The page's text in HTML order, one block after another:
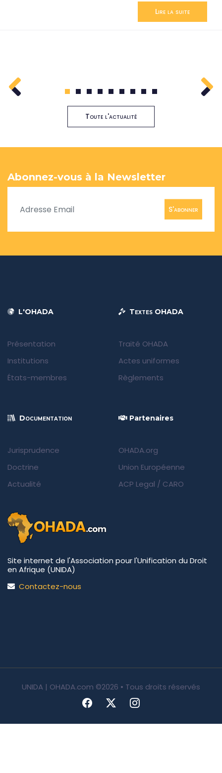
Lire la suite
1 2 3 4 5 6 7 8 9
Toute l'actualité
Abonnez-vous à la Newsletter
S'abonner
L'OHADA
Présentation
Institutions
États-membres
Textes OHADA
Traité OHADA
Actes uniformes
Règlements
Documentation
Jurisprudence
Doctrine
Actualité
Partenaires
OHADA.org
Union Européenne
ACP Legal / CARO
Site internet de l'Association pour l'Unification du Droit
en Afrique (UNIDA)
Contactez-nous
UNIDA | OHADA.com ©2026 • Tous droits réservés